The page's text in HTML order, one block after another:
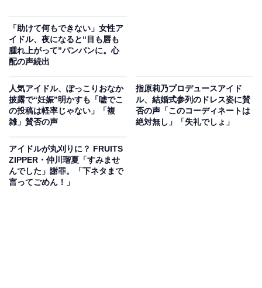
「助けて何もできない」女性ア
イドル、夜になると“目も唇も
腫れ上がって”パンパンに。心
配の声続出
人気アイドル、ぽっこりおなか
披露で“妊娠”明かすも「嘘でこ
の投稿は軽率じゃない」「複
雑」賛否の声
指原莉乃プロデュースアイド
ル、結婚式参列のドレス姿に賛
否の声「このコーディネートは
絶対無し」「失礼でしょ」
アイドルが丸刈りに？ FRUITS
ZIPPER・仲川瑠夏「すみませ
んでした」謝罪。「下ネタまで
言ってごめん！」